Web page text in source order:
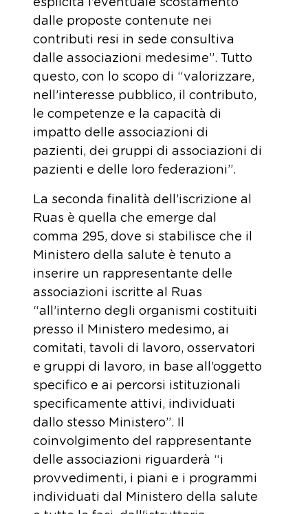
esplicita l’eventuale scostamento
dalle proposte contenute nei
contributi resi in sede consultiva
dalle associazioni medesime”. Tutto
questo, con lo scopo di “valorizzare,
nell’interesse pubblico, il contributo,
le competenze e la capacità di
impatto delle associazioni di
pazienti, dei gruppi di associazioni di
pazienti e delle loro federazioni”.
La seconda finalità dell’iscrizione al
Ruas è quella che emerge dal
comma 295, dove si stabilisce che il
Ministero della salute è tenuto a
inserire un rappresentante delle
associazioni iscritte al Ruas
“all’interno degli organismi costituiti
presso il Ministero medesimo, ai
comitati, tavoli di lavoro, osservatori
e gruppi di lavoro, in base all’oggetto
specifico e ai percorsi istituzionali
specificamente attivi, individuati
dallo stesso Ministero”. Il
coinvolgimento del rappresentante
delle associazioni riguarderà “i
provvedimenti, i piani e i programmi
individuati dal Ministero della salute